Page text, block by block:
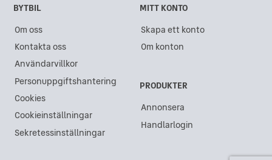
BYTBIL
Om oss
Kontakta oss
Användarvillkor
Personuppgiftshantering
Cookies
Cookieinställningar
Sekretessinställningar
MITT KONTO
Skapa ett konto
Om konton
PRODUKTER
Annonsera
Handlarlogin